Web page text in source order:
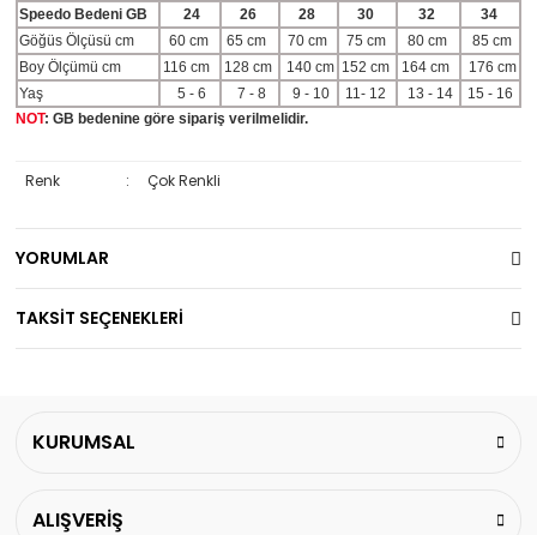
Speedo Bedeni GB
24 26 28 30 32
34
Göğüs Ölçüsü cm
60 cm 65 cm 70 cm 75 cm 80 cm
85 cm
Boy Ölçümü cm
116 cm 128 cm 140 cm 152 cm 164 cm
176 cm
Yaş
5 - 6 7 - 8 9 - 10 11- 12 13 - 14
15 - 16
NOT: GB bedenine göre sipariş verilmelidir.
Renk : Çok Renkli
YORUMLAR
TAKSİT SEÇENEKLERİ
KURUMSAL
ALIŞVERİŞ